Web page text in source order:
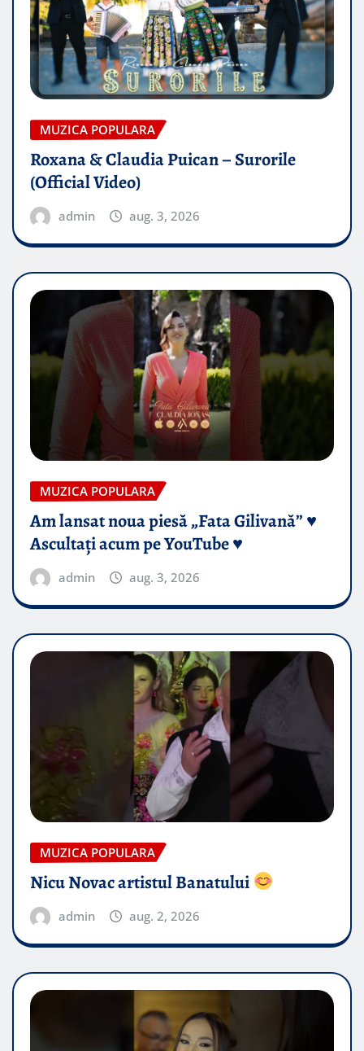
MUZICA POPULARA
Roxana & Claudia Puican – Surorile
(Official Video)
admin aug. 3, 2026
MUZICA POPULARA
Am lansat noua piesă „Fata Gilivană” ♥️
Ascultați acum pe YouTube ♥️
admin aug. 3, 2026
MUZICA POPULARA
Nicu Novac artistul Banatului
admin aug. 2, 2026